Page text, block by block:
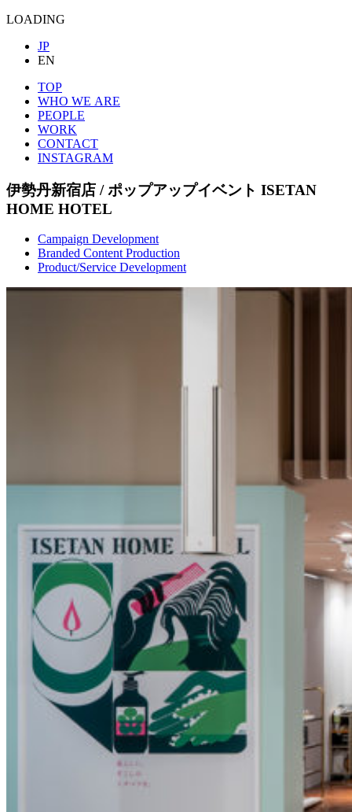
LOADING
JP
EN
TOP
WHO WE ARE
PEOPLE
WORK
CONTACT
INSTAGRAM
伊勢丹新宿店 / ポップアップイベント ISETAN
HOME HOTEL
Campaign Development
Branded Content Production
Product/Service Development